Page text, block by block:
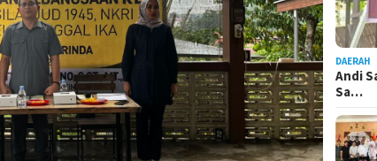
DAERAH
Andi
Sa…